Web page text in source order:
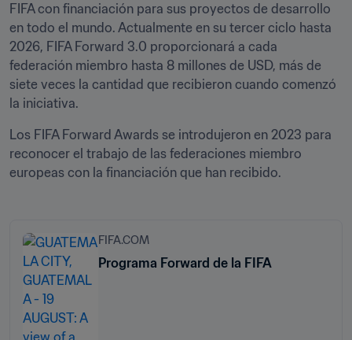
FIFA con financiación para sus proyectos de desarrollo
en todo el mundo. Actualmente en su tercer ciclo hasta
2026, FIFA Forward 3.0 proporcionará a cada
federación miembro hasta 8 millones de USD, más de
siete veces la cantidad que recibieron cuando comenzó
la iniciativa.
Los FIFA Forward Awards se introdujeron en 2023 para
reconocer el trabajo de las federaciones miembro
europeas con la financiación que han recibido.
FIFA.COM
Programa Forward de la FIFA